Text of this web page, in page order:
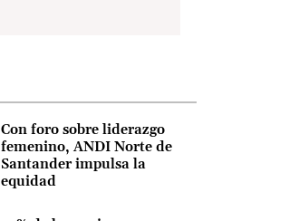
Con foro sobre liderazgo
femenino, ANDI Norte de
Santander impulsa la
equidad